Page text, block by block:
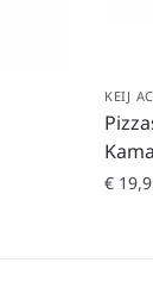
KEIJ
€